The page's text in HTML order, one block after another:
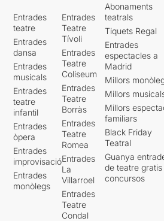
Entrades
teatre
Entrades
dansa
Entrades
musicals
Entrades
teatre
infantil
Entrades
òpera
Entrades
improvisació
Entrades
monòlegs
Entrades
Teatre
Tívoli
Entrades
Teatre
Coliseum
Entrades
Teatre
Borràs
Entrades
Teatre
Romea
Entrades
La
Villarroel
Entrades
Teatre
Condal
Abonaments
teatrals
Tiquets Regal
Entrades
espectacles a
Madrid
Millors
Millors
Millors
familiars
Black Friday
Teatral
Guanya
de teatre
concursos